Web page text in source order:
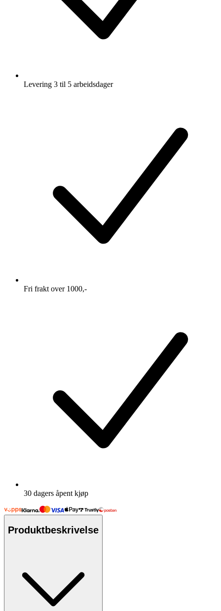
Levering 3 til 5 arbeidsdager
Fri frakt over 1000,-
30 dagers åpent kjøp
Produktbeskrivelse